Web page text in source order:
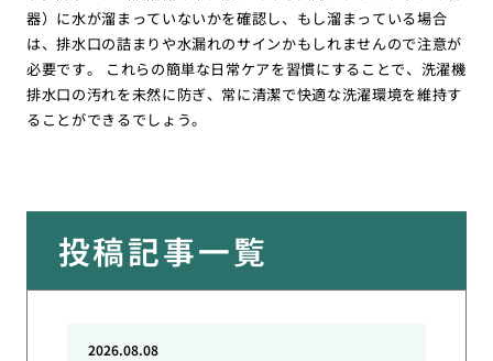
器）に水が溜まっていないかを確認し、もし溜まっている場合
は、排水口の詰まりや水漏れのサインかもしれませんので注意が
必要です。 これらの簡単な日常ケアを習慣にすることで、洗濯機
排水口の汚れを未然に防ぎ、常に清潔で快適な洗濯環境を維持す
ることができるでしょう。
投稿記事一覧
2026.08.08